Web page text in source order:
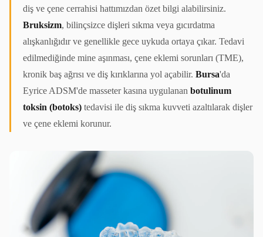
diş ve çene cerrahisi hattımızdan özet bilgi alabilirsiniz.
Bruksizm, bilinçsizce dişleri sıkma veya gıcırdatma
alışkanlığıdır ve genellikle gece uykuda ortaya çıkar. Tedavi
edilmediğinde mine aşınması, çene eklemi sorunları (TME),
kronik baş ağrısı ve diş kırıklarına yol açabilir. Bursa'da
Eyrice ADSM'de masseter kasına uygulanan botulinum
toksin (botoks) tedavisi ile diş sıkma kuvveti azaltılarak dişler
ve çene eklemi korunur.